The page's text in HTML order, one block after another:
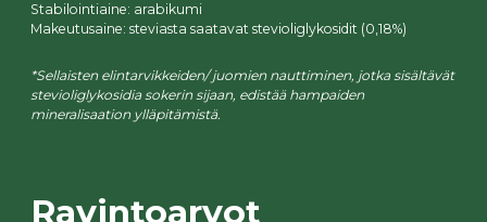
Stabilointiaine: arabikumi
Makeutusaine: steviasta saatavat stevioliglykosidit (0,18%)
*Sellaisten elintarvikkeiden/ juomien nauttiminen, jotka sisältävät
stevioliglykosidia sokerin sijaan, edistää hampaiden
mineralisaation ylläpitämistä.
Ravintoarvot